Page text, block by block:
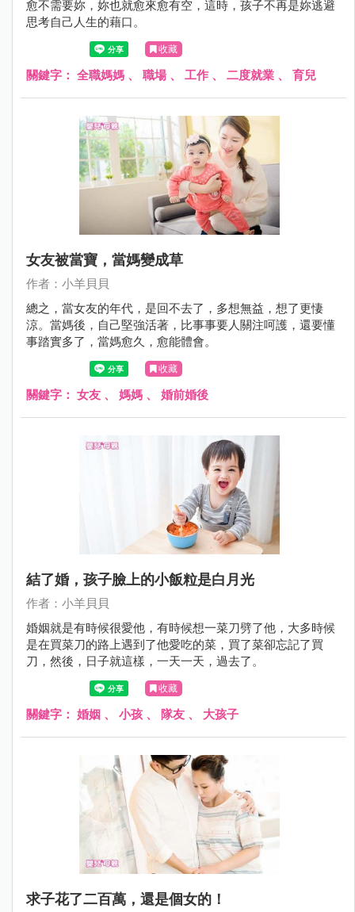
愈不需要妳，妳也就愈來愈有空，這時，孩子不再是妳逃避
思考自己人生的藉口。
收藏
關鍵字： 全職媽媽 、 職場 、 工作 、 二度就業 、 育兒
女友被當寶，當媽變成草
作者：小羊貝貝
總之，當女友的年代，是回不去了，多想無益，想了更悽
涼。當媽後，自己堅強活著，比事事要人關注呵護，還要懂
事踏實多了，當媽愈久，愈能體會。
收藏
關鍵字： 女友 、 媽媽 、 婚前婚後
結了婚，孩子臉上的小飯粒是白月光
作者：小羊貝貝
婚姻就是有時候很愛他，有時候想一菜刀劈了他，大多時候
是在買菜刀的路上遇到了他愛吃的菜，買了菜卻忘記了買
刀，然後，日子就這樣，一天一天，過去了。
收藏
關鍵字： 婚姻 、 小孩 、 隊友 、 大孩子
求子花了二百萬，還是個女的！